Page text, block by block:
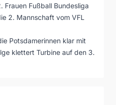
Frauen Fußball Bundesliga
2. Mannschaft vom VFL
Potsdamerinnen klar mit
klettert Turbine auf den 3.